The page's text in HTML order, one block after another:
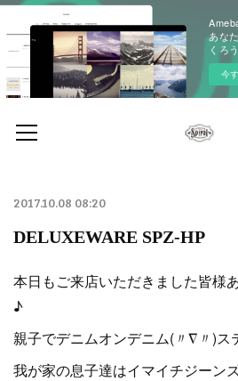
あな
くろう
今
2017.10.08 08:20
DELUXEWARE SPZ-HP
本日もご来店いただきました皆様
♪
親子でデニムオンデニム(〃∇〃)ス
我が家の息子達はイマイチジーン